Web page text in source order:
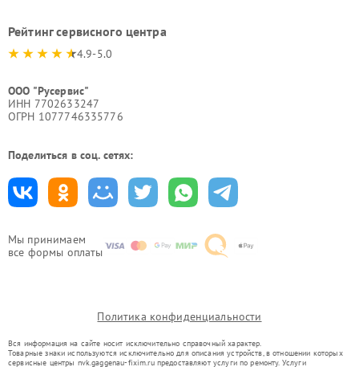
Мы принимаем
все формы оплаты
Рейтинг сервисного центра
4.9-5.0
ООО "Русервис"
ИНН 7702633247
ОГРН 1077746335776
Поделиться в соц. сетях:
Политика конфиденциальности
Вся информация на сайте носит исключительно справочный характер.
Товарные знаки используются исключительно для описания устройств, в отношении которых
сервисные центры nvk.gaggenau-fixim.ru предоставляют услуги по ремонту. Услуги